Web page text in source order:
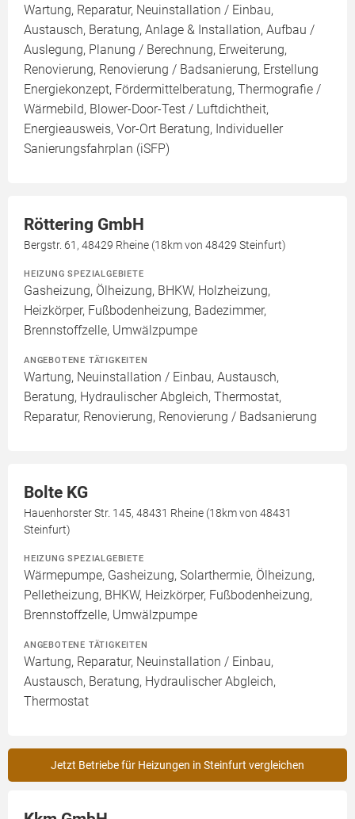
Wartung, Reparatur, Neuinstallation / Einbau,
Austausch, Beratung, Anlage & Installation, Aufbau /
Auslegung, Planung / Berechnung, Erweiterung,
Renovierung, Renovierung / Badsanierung, Erstellung
Energiekonzept, Fördermittelberatung, Thermografie /
Wärmebild, Blower-Door-Test / Luftdichtheit,
Energieausweis, Vor-Ort Beratung, Individueller
Sanierungsfahrplan (iSFP)
Röttering GmbH
Bergstr. 61, 48429 Rheine (18km von 48429 Steinfurt)
HEIZUNG SPEZIALGEBIETE
Gasheizung, Ölheizung, BHKW, Holzheizung,
Heizkörper, Fußbodenheizung, Badezimmer,
Brennstoffzelle, Umwälzpumpe
ANGEBOTENE TÄTIGKEITEN
Wartung, Neuinstallation / Einbau, Austausch,
Beratung, Hydraulischer Abgleich, Thermostat,
Reparatur, Renovierung, Renovierung / Badsanierung
Bolte KG
Hauenhorster Str. 145, 48431 Rheine (18km von 48431
Steinfurt)
HEIZUNG SPEZIALGEBIETE
Wärmepumpe, Gasheizung, Solarthermie, Ölheizung,
Pelletheizung, BHKW, Heizkörper, Fußbodenheizung,
Brennstoffzelle, Umwälzpumpe
ANGEBOTENE TÄTIGKEITEN
Wartung, Reparatur, Neuinstallation / Einbau,
Austausch, Beratung, Hydraulischer Abgleich,
Thermostat
Jetzt Betriebe für Heizungen in Steinfurt vergleichen